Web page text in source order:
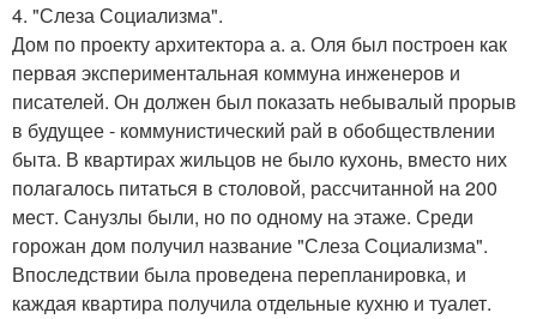
4. "Слеза Социализма".
Дом по проекту архитектора а. а. Оля был построен как
первая экспериментальная коммуна инженеров и
писателей. Он должен был показать небывалый прорыв
в будущее - коммунистический рай в обобществлении
быта. В квартирах жильцов не было кухонь, вместо них
полагалось питаться в столовой, рассчитанной на 200
мест. Санузлы были, но по одному на этаже. Среди
горожан дом получил название "Слеза Социализма".
Впоследствии была проведена перепланировка, и
каждая квартира получила отдельные кухню и туалет.